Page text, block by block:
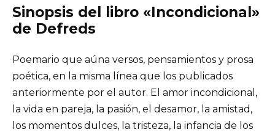
Sinopsis del libro «Incondicional»
de Defreds
Poemario que aúna versos, pensamientos y prosa
poética, en la misma línea que los publicados
anteriormente por el autor. El amor incondicional,
la vida en pareja, la pasión, el desamor, la amistad,
los momentos dulces, la tristeza, la infancia de los